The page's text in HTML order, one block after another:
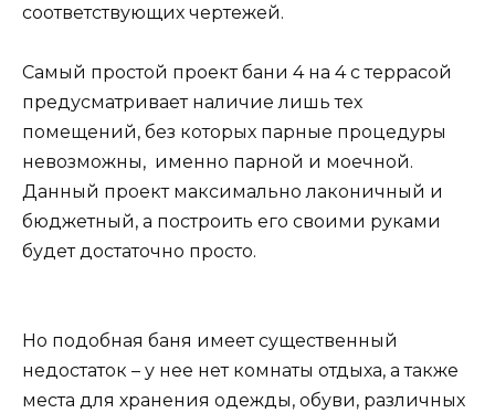
соответствующих чертежей.
Самый простой проект бани 4 на 4 с террасой
предусматривает наличие лишь тех
помещений, без которых парные процедуры
невозможны, именно парной и моечной.
Данный проект максимально лаконичный и
бюджетный, а построить его своими руками
будет достаточно просто.
Но подобная баня имеет существенный
недостаток – у нее нет комнаты отдыха, а также
места для хранения одежды, обуви, различных